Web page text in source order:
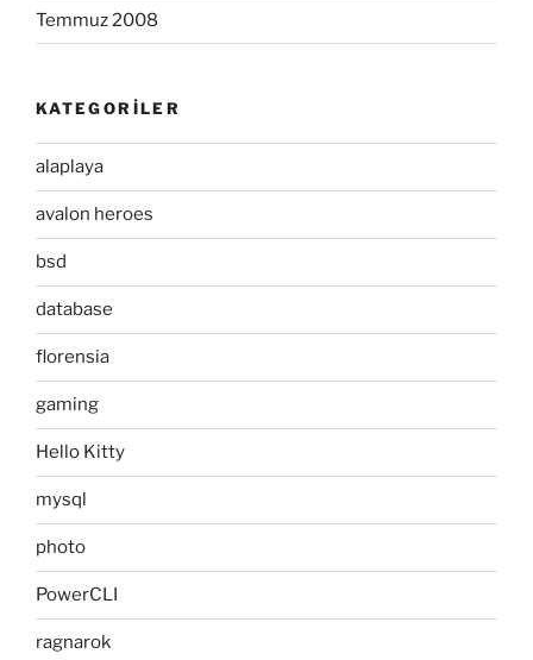
Temmuz 2008
KATEGORILER
alaplaya
avalon heroes
bsd
database
florensia
gaming
Hello Kitty
mysql
photo
PowerCLI
ragnarok